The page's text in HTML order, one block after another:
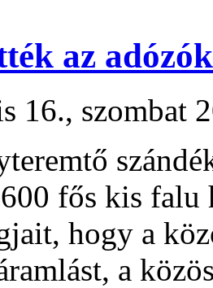
az
16., szombat
fős kis
hogy a
a